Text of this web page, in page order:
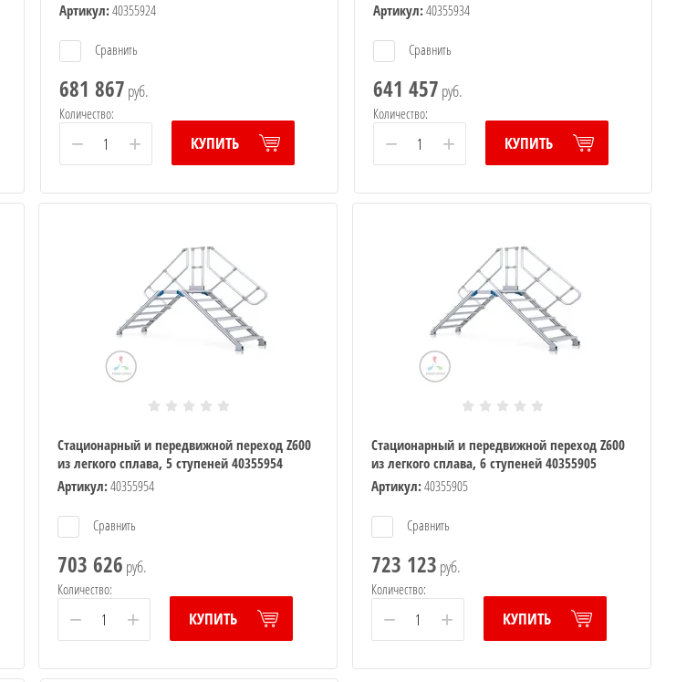
Артикул:40355924
Сравнить
681 867 руб.
Количество:
− + КУПИТЬ
Артикул:40355934
Сравнить
641 457 руб.
Количество:
− + КУПИТЬ
Стационарный и передвижной переход Z600
из легкого сплава, 5 ступеней 40355954
Артикул:40355954
Сравнить
703 626 руб.
Количество:
− + КУПИТЬ
Стационарный и передвижной переход Z600
из легкого сплава, 6 ступеней 40355905
Артикул:40355905
Сравнить
723 123 руб.
Количество:
− + КУПИТЬ